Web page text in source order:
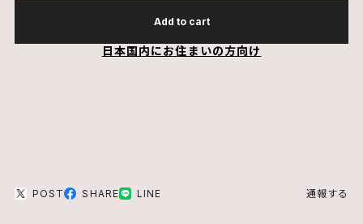
Add to cart
日本国内にお住まいの方向け
POST SHARE LINE 通報する